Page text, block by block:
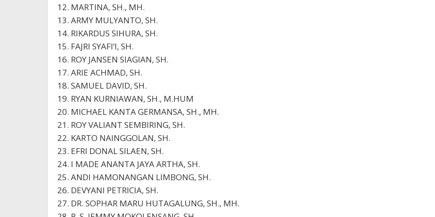
12. MARTINA, SH., MH.
13. ARMY MULYANTO, SH.
14. RIKARDUS SIHURA, SH.
15. FAJRI SYAFI’I, SH.
16. ROY JANSEN SIAGIAN, SH.
17. ARIE ACHMAD, SH.
18. SAMUEL DAVID, SH.
19. RYAN KURNIAWAN, SH., M.HUM
20. MICHAEL KANTA GERMANSA, SH., MH.
21. ROY VALIANT SEMBIRING, SH.
22. KARTO NAINGGOLAN, SH.
23. EFRI DONAL SILAEN, SH.
24. I MADE ANANTA JAYA ARTHA, SH.
25. ANDI HAMONANGAN LIMBONG, SH.
26. DEVYANI PETRICIA, SH.
27. DR. SOPHAR MARU HUTAGALUNG, SH., MH.